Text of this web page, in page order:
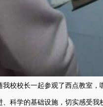
我校校长一起参观了西点教室
科学的基础设施，切实感受我